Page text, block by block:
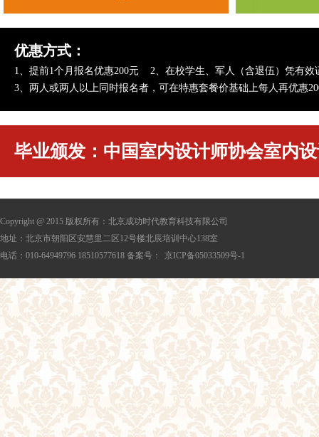
优惠方式：
1、提前1个月报名优惠200元 2、在校学生、军人（含退伍）凭有效
3、两人或两人以上同时报名者，可在特惠套餐价基础上每人再优惠
毕业颁发：中国室内设计师协会室内
Copyright @ 2015 版权所有：北京成功时代教育科技有限公司
地址：北京市朝阳区安慧里二区12号楼北辰培训中心138室
电话：010-64949796 18510577618 备案号：
京ICP备05033509号-1